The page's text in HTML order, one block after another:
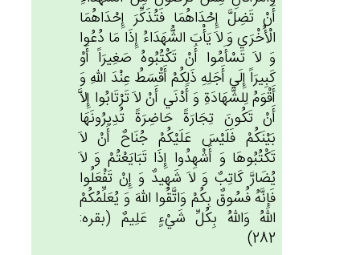
أَنْ‌ تَضِل‌َّ إِحْدَاهُمَا فَتُذَكِّرَ إِحْدَاهُمَا
الْأُخْرَي‌ وَ لاَ يَأْب‌َ الشُّهَدَاءُ إِذَا مَا دُعُوا
وَ لاَ تَسْأَمُوا أَنْ‌ تَكْتُبُوه‌ُ صَغِيرَاً أَوْ
كَبِيرَاً إِلَي‌ أَجَلِه‌ِ ذَلِكُم‌ْ أَقْسَط‌ُ عِنْدَ الله‌ِ وَ
أَقْوَم‌ُ لِلشَّهَادَة‌ِ وَ أَدْنَي‌ أَنْ لاَ تَرْتَابُوا إِلاَّ
أَنْ‌ تَكُون‌َ تِجَارَة‌ً حَاضِرَة‌ً تُدِيرُونَهَا
بَيْنَكُم‌ْ فَلَيْس‌َ عَلَيْكُم‌ْ جُنَاح‌ٌ أَنْ لاَ
تَكْتُبُوهَا وَ أَشْهِدُوا إِذَا تَبَايَعْتُم‌ْ وَ لاَ
يُضَارَّ كَاتِب‌ٌ وَ لاَ شَهِيدٌ وَ إِن‌ْ تَفْعَلُوا
فَإِنَّه‌ُ فُسُوق‌ٌ بِكُمْ‌ وَاتَّقُوا الله‌َ وَ يُعَلِّمُكُم‌ْ
الله‌ُ وَالله‌ُ بِكُل‌ِّ شَي‌ْءٍ عَلِيم‌ٌ (بقره:
282)